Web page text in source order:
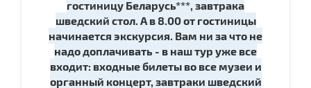
гостиницу Беларусь***, завтрака
шведский стол. А в 8.00 от гостиницы
начинается экскурсия. Вам ни за что не
надо доплачивать - в наш тур уже все
входит: входные билеты во все музеи и
органный концерт, завтраки шведский